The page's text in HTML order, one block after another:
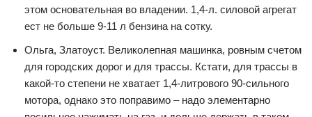
этом основательная во владении. 1,4-л. силовой агрегат
ест не больше 9-11 л бензина на сотку.
Ольга, Златоуст. Великолепная машинка, ровным счетом
для городских дорог и для трассы. Кстати, для трассы в
какой-то степени не хватает 1,4-литрового 90-сильного
мотора, однако это поправимо – надо элементарно